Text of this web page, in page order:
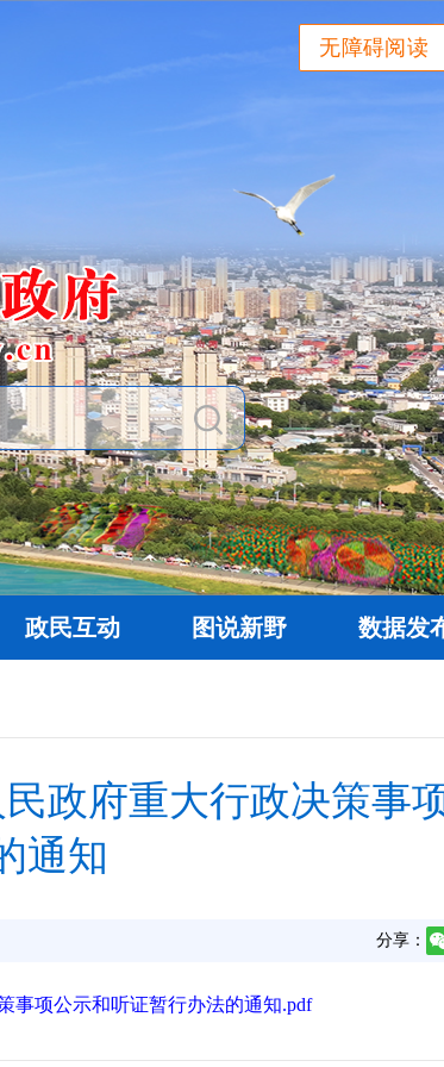
无障碍阅读
政民互动 图说新野 数据发
政府重大行政决策事
通知
分享：
事项公示和听证暂行办法的通知.pdf